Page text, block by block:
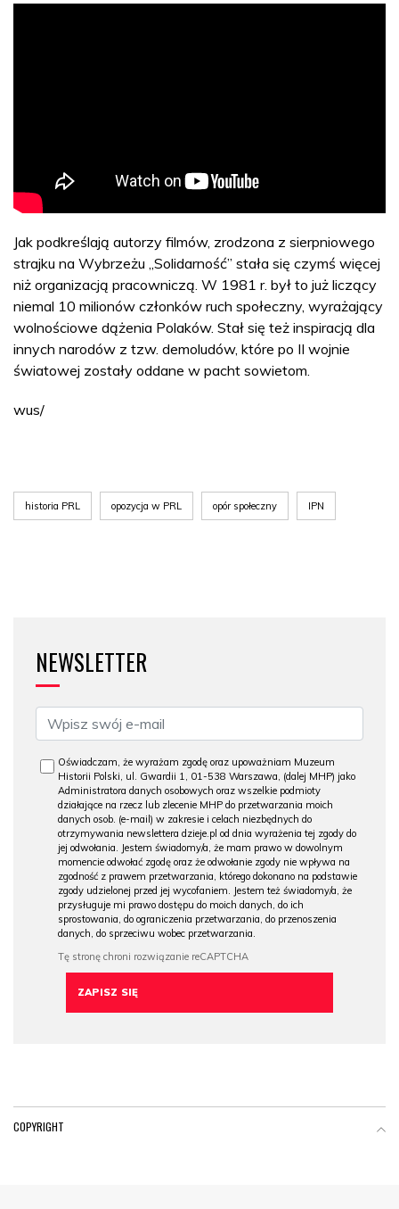
Jak podkreślają autorzy filmów, zrodzona z sierpniowego
strajku na Wybrzeżu „Solidarność” stała się czymś więcej
niż organizacją pracowniczą. W 1981 r. był to już liczący
niemal 10 milionów członków ruch społeczny, wyrażający
wolnościowe dążenia Polaków. Stał się też inspiracją dla
innych narodów z tzw. demoludów, które po II wojnie
światowej zostały oddane w pacht sowietom.
wus/
historia PRL opozycja w PRL opór społeczny IPN
NEWSLETTER
Oświadczam, że wyrażam zgodę oraz upoważniam Muzeum
Historii Polski, ul. Gwardii 1, 01-538 Warszawa, (dalej MHP) jako
Administratora danych osobowych oraz wszelkie podmioty
działające na rzecz lub zlecenie MHP do przetwarzania moich
danych osob. (e-mail) w zakresie i celach niezbędnych do
otrzymywania newslettera dzieje.pl od dnia wyrażenia tej zgody do
jej odwołania. Jestem świadomy/a, że mam prawo w dowolnym
momencie odwołać zgodę oraz że odwołanie zgody nie wpływa na
zgodność z prawem przetwarzania, którego dokonano na podstawie
zgody udzielonej przed jej wycofaniem. Jestem też świadomy/a, że
przysługuje mi prawo dostępu do moich danych, do ich
sprostowania, do ograniczenia przetwarzania, do przenoszenia
danych, do sprzeciwu wobec przetwarzania.
COPYRIGHT